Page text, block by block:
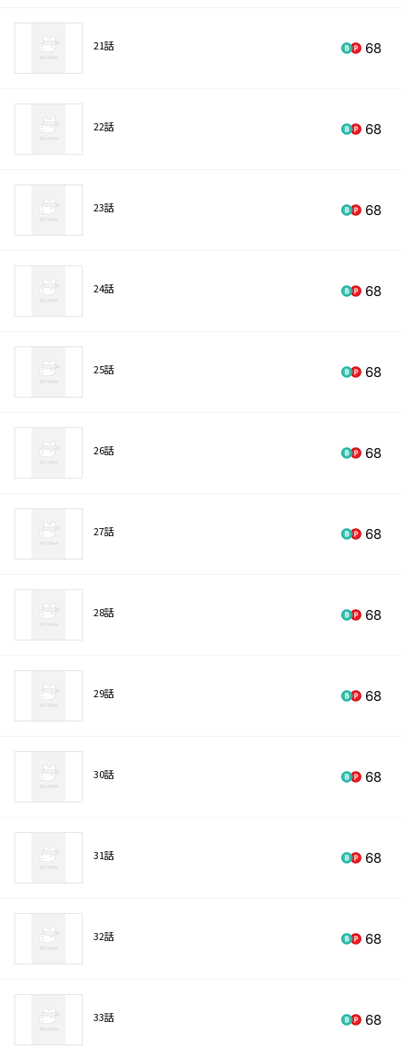
21話 68
22話 68
23話 68
24話 68
25話 68
26話 68
27話 68
28話 68
29話 68
30話 68
31話 68
32話 68
33話 68